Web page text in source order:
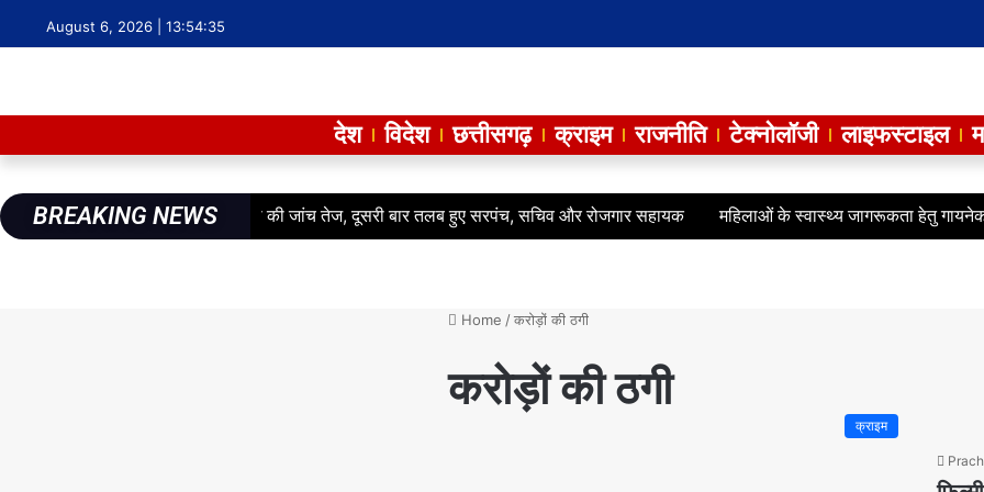
August 6, 2026 | 13:54:36
देश विदेश छत्तीसगढ़ क्राइम राजनीति टेक्नोलॉजी लाइफस्टाइल
BREAKING NEWS
के गबन का आरोप: फर्जी हाजरी की जांच तेज, दूसरी बार तलब हुए सरपंच, सचिव और रोजगार सहायक महिलाओं के स्वास्थ्य जागरूकता हेतु गायनेकोलॉजी
Home / करोड़ों की ठगी
करोड़ों की ठगी
क्राइम